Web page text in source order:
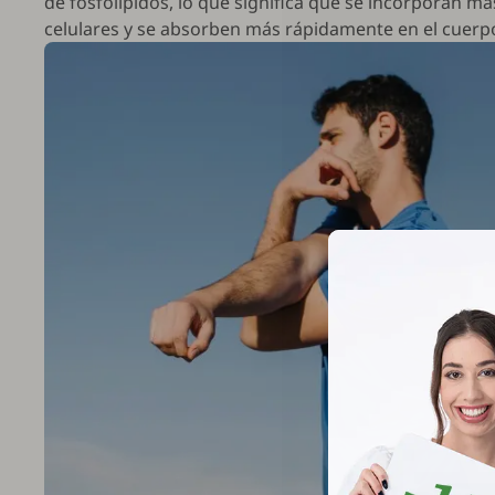
celulares y se absorben más rápidamente en el